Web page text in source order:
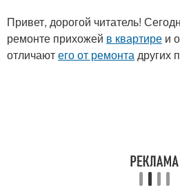
Привет, дорогой читатель!
ремонте прихожей в квартире и
отличаютего от ремонтадругих